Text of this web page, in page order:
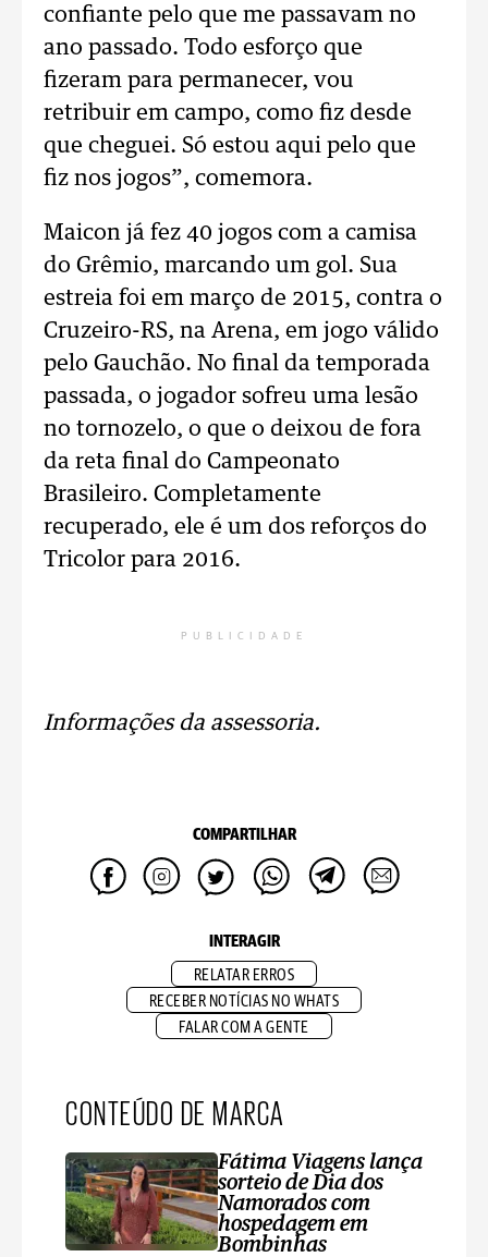
confiante pelo que me passavam no
ano passado. Todo esforço que
fizeram para permanecer, vou
retribuir em campo, como fiz desde
que cheguei. Só estou aqui pelo que
fiz nos jogos”, comemora.
Maicon já fez 40 jogos com a camisa
do Grêmio, marcando um gol. Sua
estreia foi em março de 2015, contra o
Cruzeiro-RS, na Arena, em jogo válido
pelo Gauchão. No final da temporada
passada, o jogador sofreu uma lesão
no tornozelo, o que o deixou de fora
da reta final do Campeonato
Brasileiro. Completamente
recuperado, ele é um dos reforços do
Tricolor para 2016.
PUBLICIDADE
Informações da assessoria.
COMPARTILHAR
INTERAGIR
RELATAR ERROS
RECEBER NOTÍCIAS NO WHATS
FALAR COM A GENTE
CONTEÚDO DE MARCA
Fátima Viagens lança
sorteio de Dia dos
Namorados com
hospedagem em
Bombinhas